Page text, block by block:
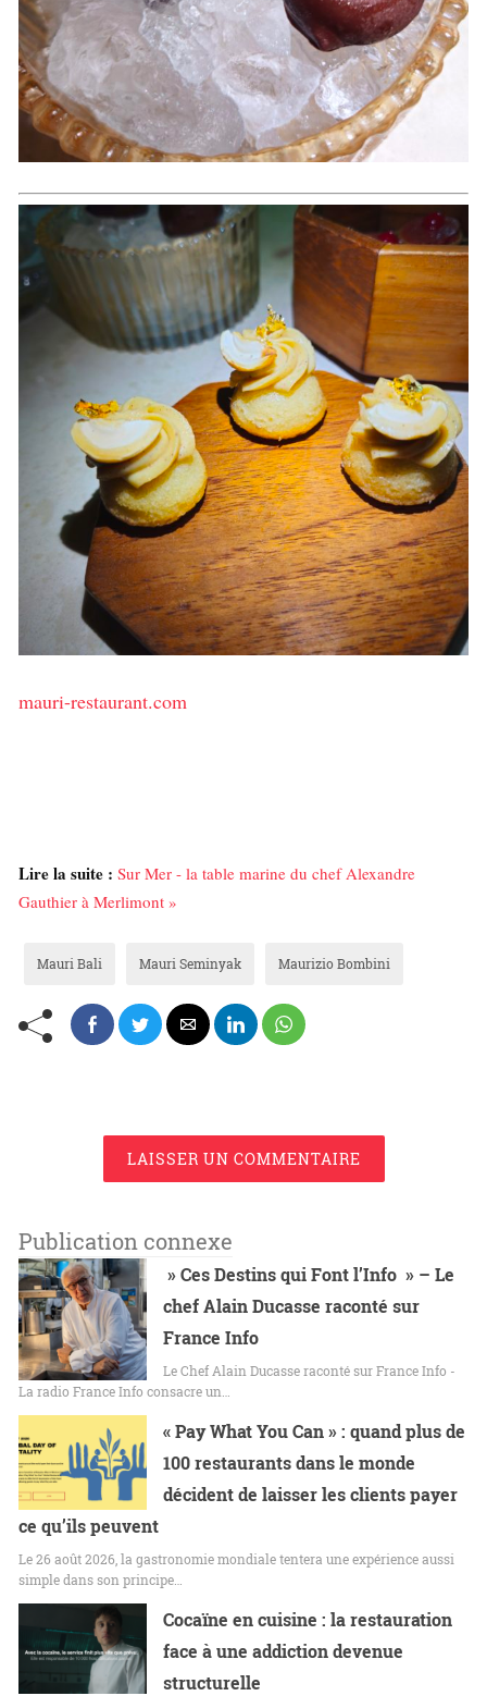
mauri-restaurant.com
Lire la suite : Sur Mer - la table marine du chef Alexandre
Gauthier à Merlimont »
Mauri Bali Mauri Seminyak Maurizio Bombini
LAISSER UN COMMENTAIRE
Publication connexe
» Ces Destins qui Font l’Info » – Le
chef Alain Ducasse raconté sur
France Info
Le Chef Alain Ducasse raconté sur France Info -
La radio France Info consacre un…
« Pay What You Can » : quand plus de
100 restaurants dans le monde
décident de laisser les clients payer
ce qu’ils peuvent
Le 26 août 2026, la gastronomie mondiale tentera une expérience aussi
simple dans son principe…
Cocaïne en cuisine : la restauration
face à une addiction devenue
structurelle